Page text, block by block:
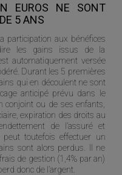
EUROS NE SONT
5 ANS
participation aux bénéfices
les gains issus de la
automatiquement versée
Durant les 5 premières
qui en découlent ne sont
anticipé prévu dans le
conjoint ou de ses enfants,
expiration des droits au
de l’assuré et
toutefois effectuer un
sont alors perdus. Il ne
de gestion (1,4% par an)
donc de l’argent.